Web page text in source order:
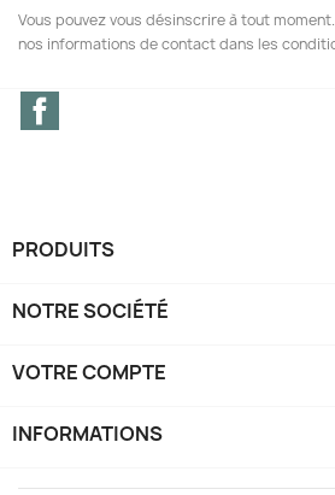
Vous pouvez vous désinscrire à tout
nos informations de contact dans les
PRODUITS
NOTRE SOCIÉTÉ
VOTRE COMPTE
INFORMATIONS